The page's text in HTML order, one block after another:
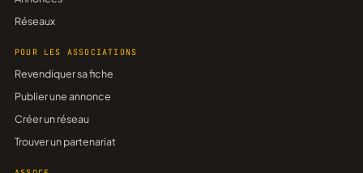
Réseaux
POUR LES ASSOCIATIONS
Revendiquer sa fiche
Publier une annonce
Créer un réseau
Trouver un partenariat